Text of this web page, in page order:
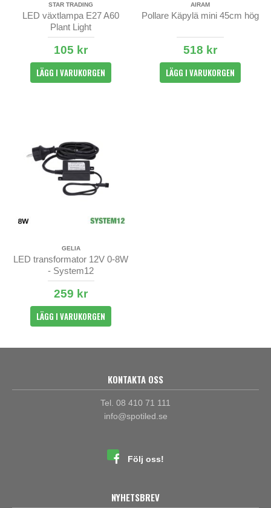
STAR TRADING
LED växtlampa E27 A60
Plant Light
105 kr
LÄGG I VARUKORGEN
AIRAM
Pollare Käpylä mini 45cm hög
518 kr
LÄGG I VARUKORGEN
GELIA
LED transformator 12V 0-8W
- System12
259 kr
LÄGG I VARUKORGEN
KONTAKTA OSS
Tel. 08 410 71 111
info@spotiled.se
Följ oss!
NYHETSBREV